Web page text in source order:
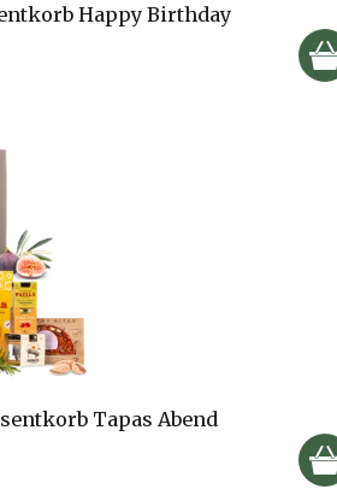
Happy Birthday
Tapas Abend